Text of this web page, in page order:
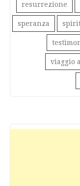
resurrezione
speranza
viaggio